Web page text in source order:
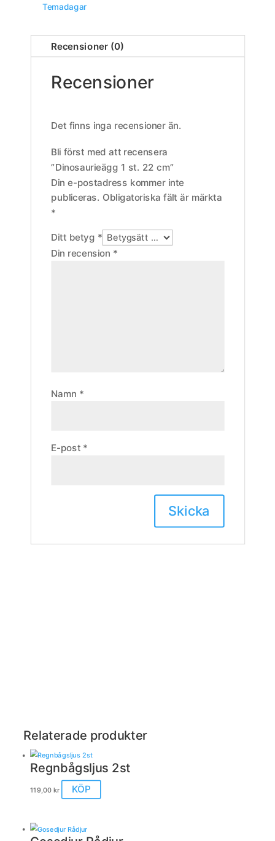
Temadagar
Recensioner (0)
Recensioner
Det finns inga recensioner än.
Bli först med att recensera
”Dinosaurieägg 1 st. 22 cm”
Din e-postadress kommer inte
publiceras. Obligatoriska fält är märkta
*
Ditt betyg *
Din recension *
Namn *
E-post *
Relaterade produkter
Regnbågsljus 2st
119,00 kr KÖP